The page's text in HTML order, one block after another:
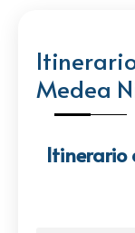
Medea
Itinerario